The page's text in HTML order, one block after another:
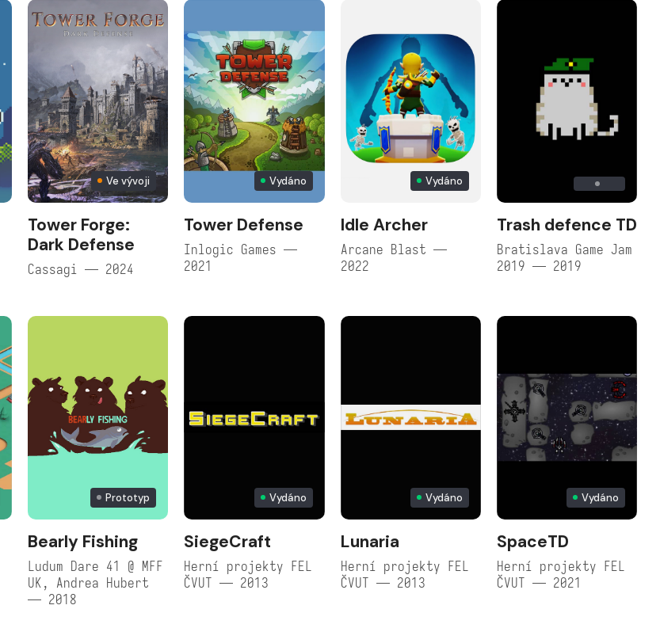
Ve vývoji
Tower Forge:
Dark Defense
Cassagi — 2024
Vydáno
Tower Defense
Inlogic Games —
2021
Vydáno
Idle Archer
Arcane Blast —
2022
Trash defence TD
Bratislava Game Jam
2019 — 2019
Prototyp
Bearly Fishing
Ludum Dare 41 @ MFF
UK, Andrea Hubert
— 2018
Vydáno
SiegeCraft
Herní projekty FEL
ČVUT — 2013
Vydáno
Lunaria
Herní projekty FEL
ČVUT — 2013
Vydáno
SpaceTD
Herní projekty FEL
ČVUT — 2021